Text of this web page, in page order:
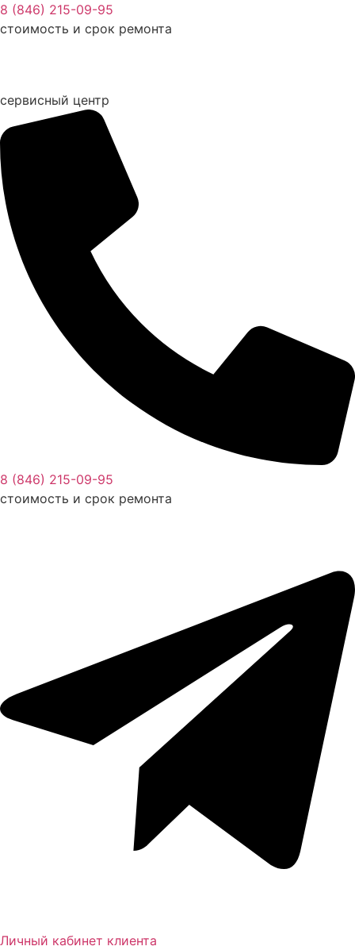
Перейти
к
8 (846) 215-09-95
стоимость и срок ремонта
сервисный центр
8 (846) 215-09-95
стоимость и срок ремонта
Личный кабинет клиента